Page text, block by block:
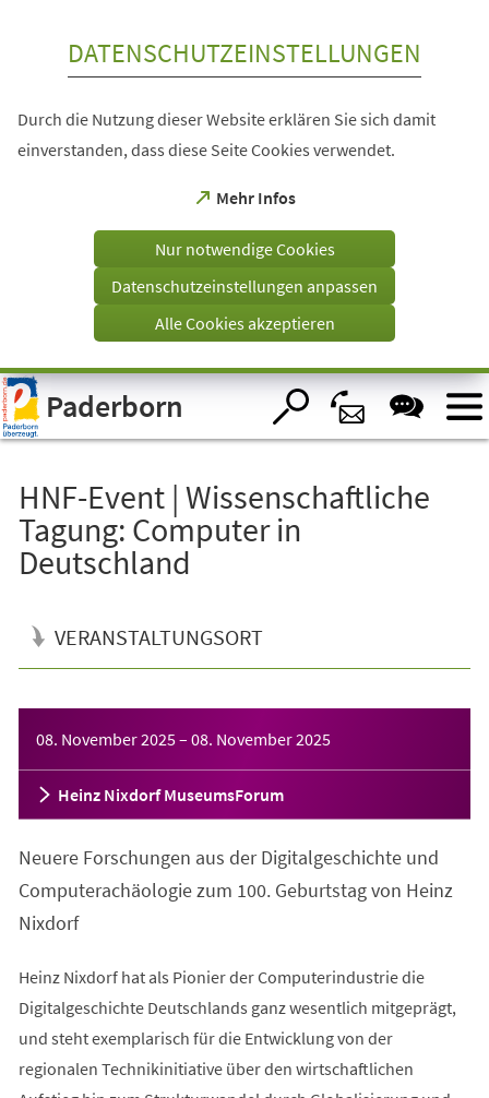
Visuelle
Assistenzsoftware
öffnen.
DATENSCHUTZEINSTELLUNGEN
Durch die Nutzung dieser Website erklären Sie sich damit
einverstanden, dass diese Seite Cookies verwendet.
Mehr Infos
(Öffnet
einem
Tab)
Nur notwendige Cookies
Datenschutzeinstellungen anpassen
Alle Cookies akzeptieren
Paderborn
HNF-Event | Wissenschaftliche
Tagung: Computer in
Deutschland
VERANSTALTUNGSORT
08. November 2025– 08. November 2025
Heinz Nixdorf MuseumsForum
Neuere Forschungen aus der Digitalgeschichte und
Computerachäologie zum 100. Geburtstag von Heinz
Nixdorf
Heinz Nixdorf hat als Pionier der Computerindustrie die
Digitalgeschichte Deutschlands ganz wesentlich mitgeprägt,
und steht exemplarisch für die Entwicklung von der
regionalen Technikinitiative über den wirtschaftlichen